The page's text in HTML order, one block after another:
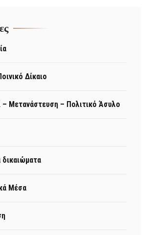
Δίκαιο
Μετανάστευση – Πολιτικό Άσυλο
Μέσα